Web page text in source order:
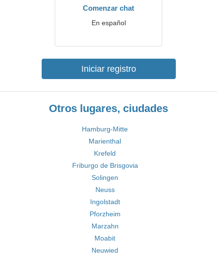
Comenzar chat
En español
Iniciar registro
Otros lugares, ciudades
Hamburg-Mitte
Marienthal
Krefeld
Friburgo de Brisgovia
Solingen
Neuss
Ingolstadt
Pforzheim
Marzahn
Moabit
Neuwied